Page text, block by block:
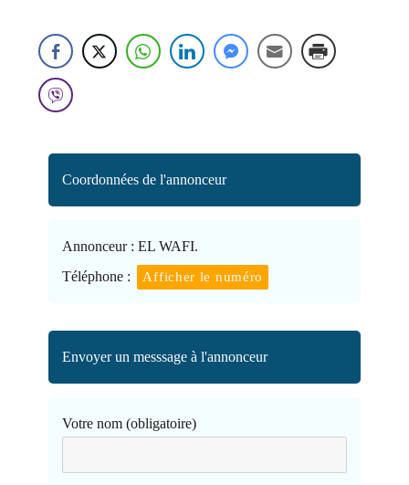
Coordonnées de l'annonceur
Annonceur : EL WAFI.
Téléphone :
Afficher le numéro
Envoyer un messsage à l'annonceur
Votre nom (obligatoire)